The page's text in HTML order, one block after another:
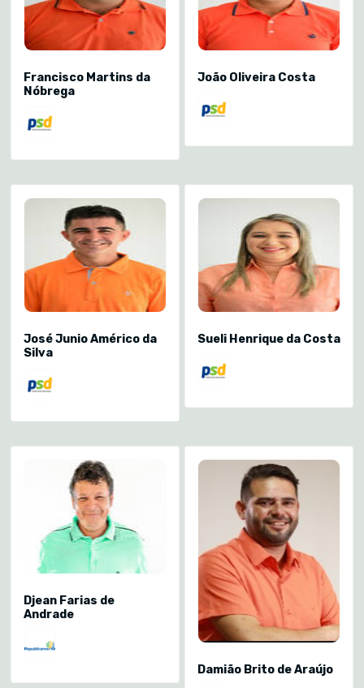
Francisco Martins da
Nóbrega
João Oliveira Costa
José Junio Américo da
Silva
Sueli Henrique da Costa
Djean Farias de
Andrade
Damião Brito de Araújo